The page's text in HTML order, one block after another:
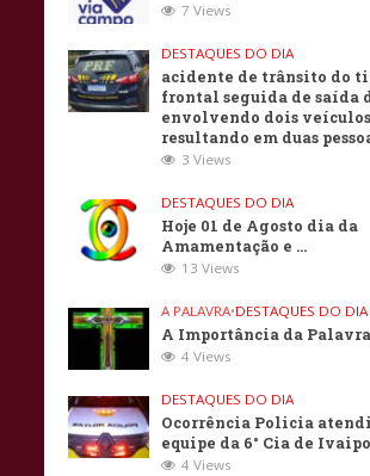
7 Views
DESTAQUES DO DIA
acidente de trânsito do
frontal seguida de saída
envolvendo dois
resultando em duas
3 Views
DESTAQUES DO DIA
Hoje 01 de Agosto dia da
Amamentação e …
13 Views
A PALAVRA•DESTAQUES DO DIA
A Importância da Palavra
4 Views
DESTAQUES DO DIA
Ocorrência Policia
equipe da 6° Cia de
4 Views